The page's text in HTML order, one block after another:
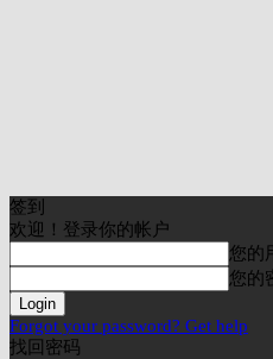
签到
欢迎！登录你的帐户
您的
您的
Forgot your password? Get help
找回密码